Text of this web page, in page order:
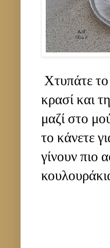
Χτυπάτε το
κρασί και
μαζί στο
το κάνετε
γίνουν πιο